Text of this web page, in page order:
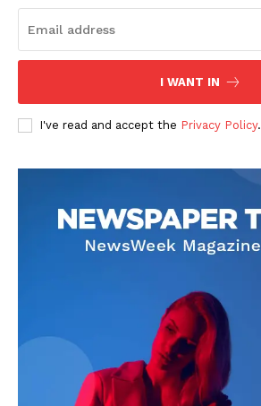
I WANT IN
I've read and accept the Privacy Policy.